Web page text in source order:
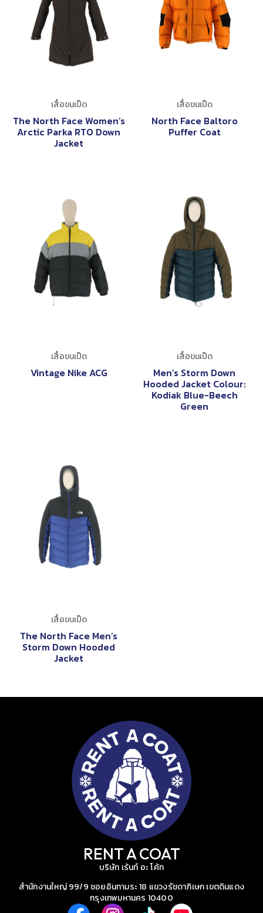
เสื้อขนเป็ด
The North Face Women’s
Arctic Parka RTO Down
Jacket
เสื้อขนเป็ด
North Face Baltoro
Puffer Coat
เสื้อขนเป็ด
Vintage Nike ACG
เสื้อขนเป็ด
Men’s Storm Down
Hooded Jacket Colour:
Kodiak Blue-Beech
Green
เสื้อขนเป็ด
The North Face Men’s
Storm Down Hooded
Jacket
RENT A COAT
บริษัท เร้นท์ อะ โค้ท
สำนักงานใหญ่ 99/9 ซอยอินทามระ 18 แขวงรัชดาภิเษก เขตดินแดง
กรุงเทพมหานคร 10400